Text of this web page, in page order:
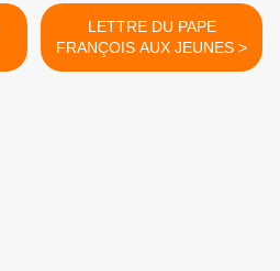
LETTRE DU PAPE
FRANÇOIS AUX JEUNES >